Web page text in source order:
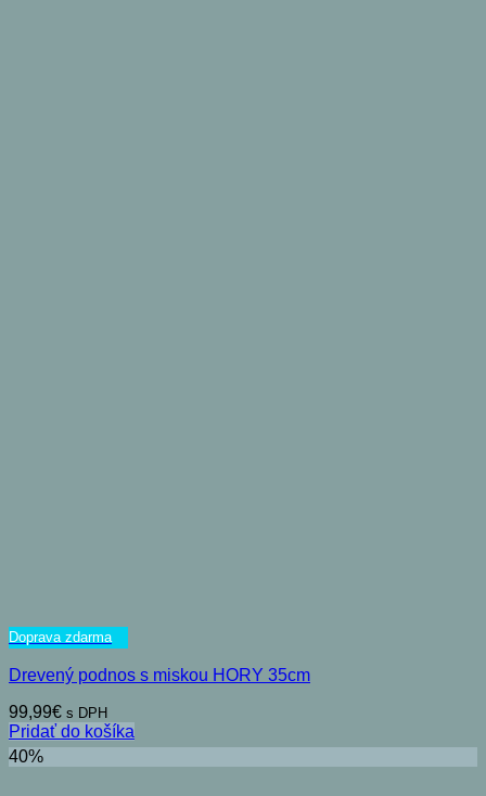
Doprava zdarma
Drevený podnos s miskou HORY 35cm
99,99€ s DPH
Pridať do košíka
40%